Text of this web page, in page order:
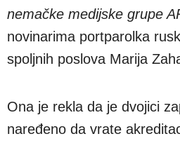
nemačke medijske grupe
novinarima portparolka
spoljnih poslova Marija
Ona je rekla da je dvojici
naređeno da vrate